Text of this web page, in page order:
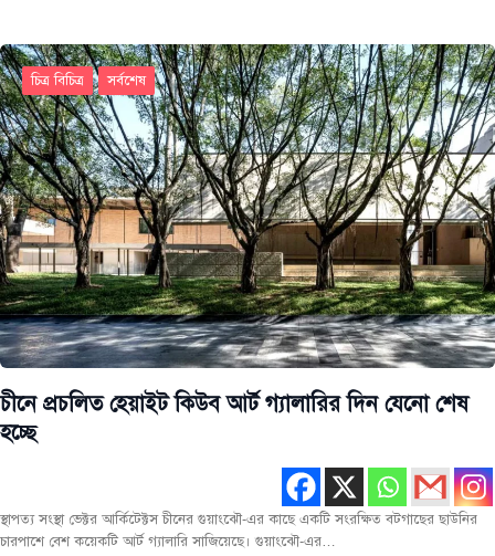
চিত্র বিচিত্র সর্বশেষ
চীনে প্রচলিত হেয়াইট কিউব আর্ট গ্যালারির দিন যেনো শেষ
হচ্ছে
স্থাপত্য সংস্থা ভেক্টর আর্কিটেক্টস চীনের গুয়াংঝৌ-এর কাছে একটি সংরক্ষিত বটগাছের ছাউনির
চারপাশে বেশ কয়েকটি আর্ট গ্যালারি সাজিয়েছে। গুয়াংঝৌ-এর…